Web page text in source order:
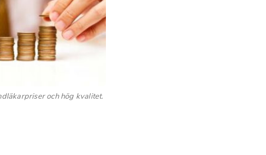
och hög kvalitet.